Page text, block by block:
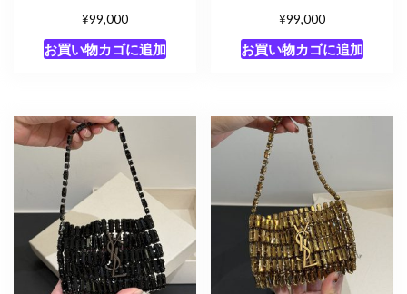
¥99,000
お買い物カゴに追加
¥99,000
お買い物カゴに追加